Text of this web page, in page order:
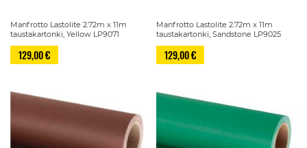
Manfrotto Lastolite 2.72m x 11m
taustakartonki, Yellow LP9071
129,00 €
Manfrotto Lastolite 2.72m x 11m
taustakartonki, Sandstone LP9025
129,00 €